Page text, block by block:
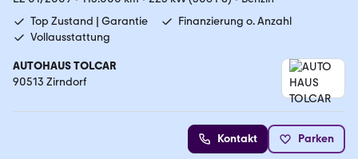
Top Zustand | Garantie
Finanzierung o. Anzahl
Vollausstattung
AUTOHAUS TOLCAR
90513 Zirndorf
Kontakt Parken